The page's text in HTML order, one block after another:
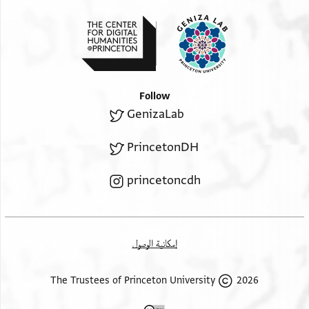
] ... ... בין ידי נוב (!) אלסלטאן
]כמס מאיה דינאר ולולא רחמתה
] מאיתין דינאר ואת (?) צדקה
] קד הלך ועלא אנה כאן
]חקא דלך פירמה אבו
Follow
GenizaLab
PrincetonDH
princetoncdh
إمكانية الوصول
2026 The Trustees of Princeton University